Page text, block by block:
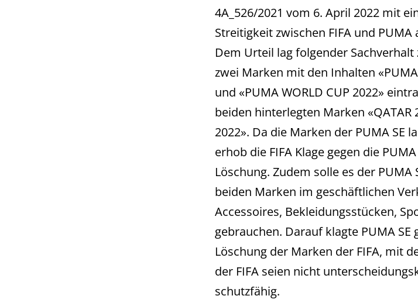
4A_526/2021 vom 6. April 2022 mit
Streitigkeit zwischen FIFA und
Dem Urteil lag folgender Sachverhalt
zwei Marken mit den Inhalten «PUMA
und «PUMA WORLD CUP 2022»
beiden hinterlegten Marken «QATAR
2022». Da die Marken der PUMA SE
erhob die FIFA Klage gegen die
Löschung. Zudem solle es der
beiden Marken im geschäftlichen
Accessoires, Bekleidungsstücken,
gebrauchen. Darauf klagte PUMA SE
Löschung der Marken der FIFA, mit
der FIFA seien nicht
schutzfähig.